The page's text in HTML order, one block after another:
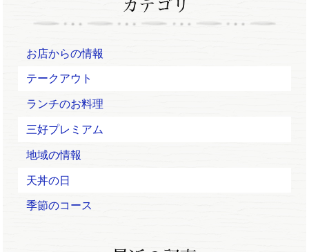
お店からの情報
テークアウト
ランチのお料理
三好プレミアム
地域の情報
天丼の日
季節のコース